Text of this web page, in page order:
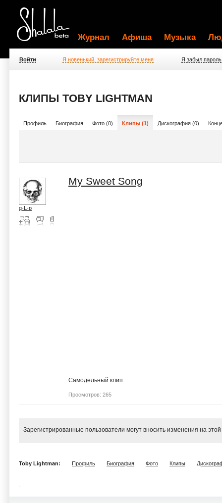
Журнал Афиша Музыка
Войти Я новенький, зарегистрируйте меня Я забыл пароль
КЛИПЫ TOBY LIGHTMAN
Профиль Биография Фото (0) Клипы (1) Дискография (0)
q-L-p
My Sweet Song
Самодельный клип
Просмотров: 265
Зарегистрированные пользователи могут вносить изменения на
Toby Lightman: Профиль Биография Фото Клипы